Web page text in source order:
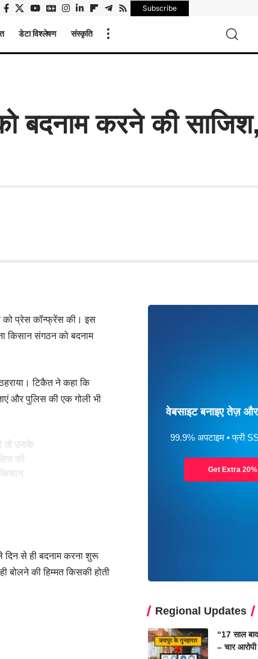
Subscribe
डेटा विश्लेषण संस्कृति
बदनाम करने की
को प्रेस कॉन्फ्रेंस की। इस
किसान संगठन को बदनाम
टिकैत ने कहा कि
और पुलिस की एक गोली भी
दिन से ही बदनाम करना शुरू
बोलने की हिम्मत किसकी होती
वेबसाइट बनाइए तेज़ और
99.9% अपटाइम • फ्री
Get Extra
Regional Updates
“17 साल
– चार